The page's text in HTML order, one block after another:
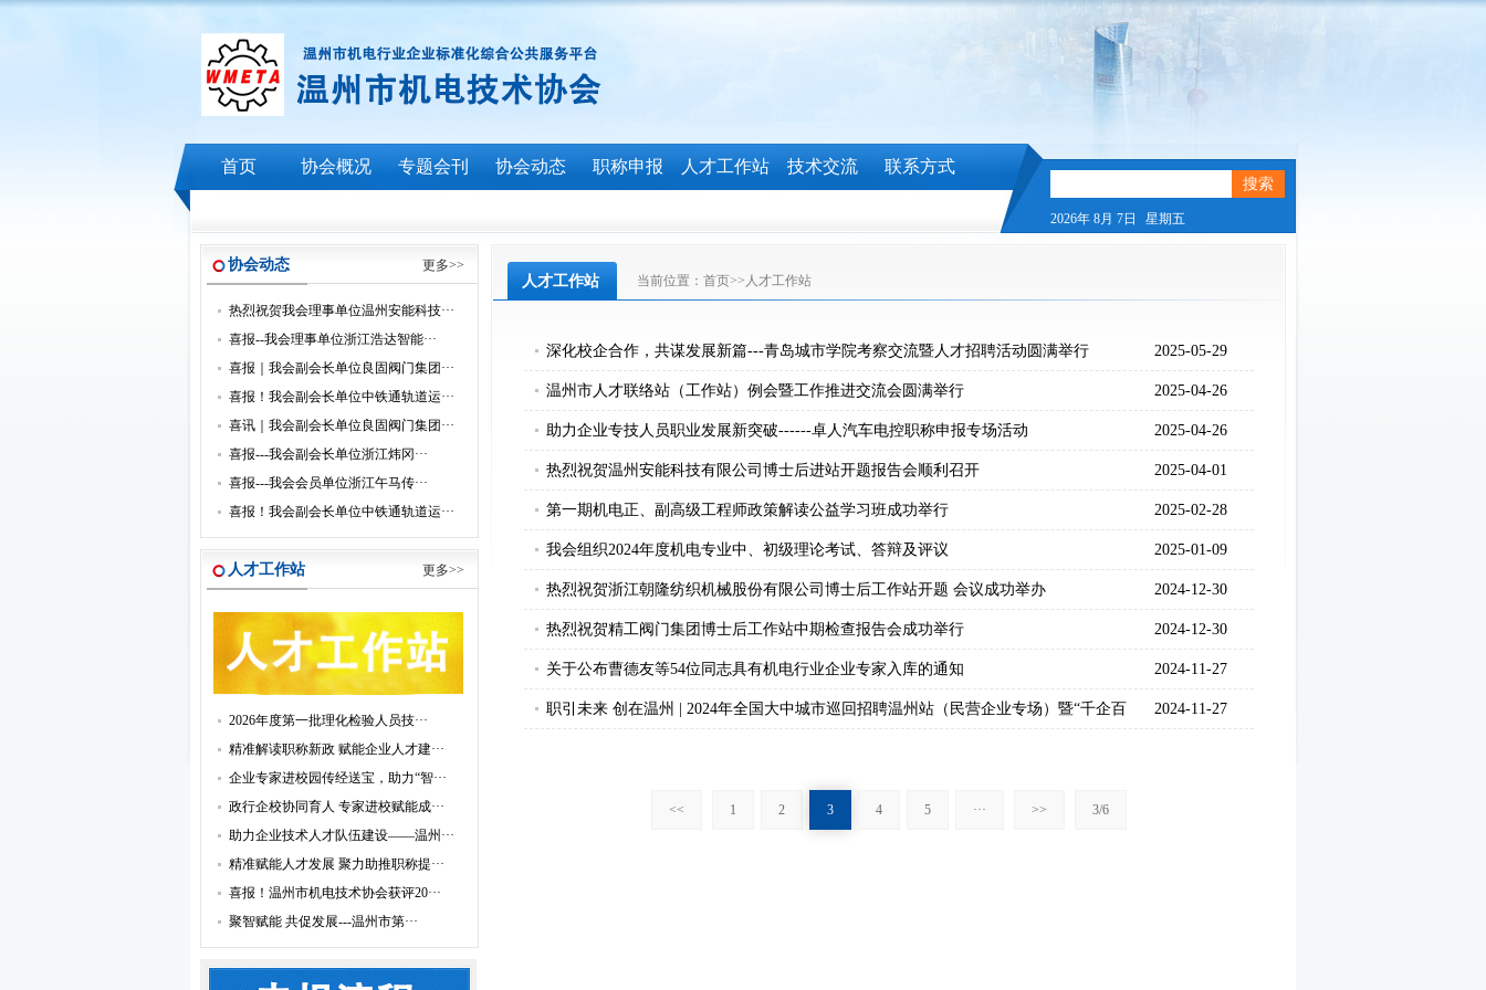
首页 协会概况 专题会刊 协会动态 职称申报 人才工作站 技术交流 联系方式
2026年 8月 7日 星期五
协会动态 更多>>
热烈祝贺我会理事单位温州安能科技···
喜报--我会理事单位浙江浩达智能···
喜报｜我会副会长单位良固阀门集团···
喜报！我会副会长单位中铁通轨道运···
喜讯｜我会副会长单位良固阀门集团···
喜报---我会副会长单位浙江炜冈···
喜报---我会会员单位浙江午马传···
喜报！我会副会长单位中铁通轨道运···
人才工作站 更多>>
2026年度第一批理化检验人员技···
精准解读职称新政 赋能企业人才建···
企业专家进校园传经送宝，助力“智···
政行企校协同育人 专家进校赋能成···
助力企业技术人才队伍建设——温州···
精准赋能人才发展 聚力助推职称提···
喜报！温州市机电技术协会获评20···
聚智赋能 共促发展---温州市第···
人才工作站 当前位置： 首页>> 人才工作站
深化校企合作，共谋发展新篇---青岛城市学院考察交流暨人才招聘活动圆满举行 2025-05-29
温州市人才联络站（工作站）例会暨工作推进交流会圆满举行 2025-04-26
助力企业专技人员职业发展新突破------卓人汽车电控职称申报专场活动 2025-04-26
热烈祝贺温州安能科技有限公司博士后进站开题报告会顺利召开 2025-04-01
第一期机电正、副高级工程师政策解读公益学习班成功举行 2025-02-28
我会组织2024年度机电专业中、初级理论考试、答辩及评议 2025-01-09
热烈祝贺浙江朝隆纺织机械股份有限公司博士后工作站开题 会议成功举办 2024-12-30
热烈祝贺精工阀门集团博士后工作站中期检查报告会成功举行 2024-12-30
关于公布曹德友等54位同志具有机电行业企业专家入库的通知 2024-11-27
职引未来 创在温州 | 2024年全国大中城市巡回招聘温州站（民营企业专场）暨“千企百 2024-11-27
<< 1 2 3 4 5 ··· >> 3/6